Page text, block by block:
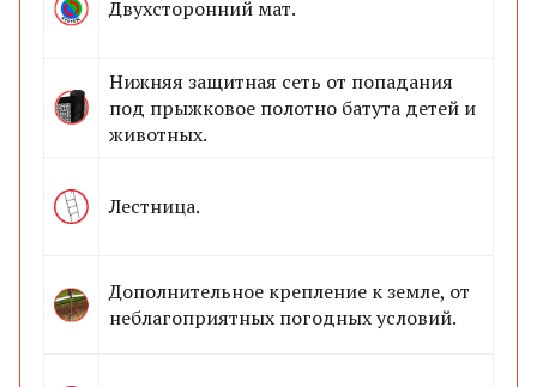
Двухсторонний мат.
Нижняя защитная сеть от попадания
под прыжковое полотно батута детей и
животных.
Лестница.
Дополнительное крепление к земле, от
неблагоприятных погодных условий.